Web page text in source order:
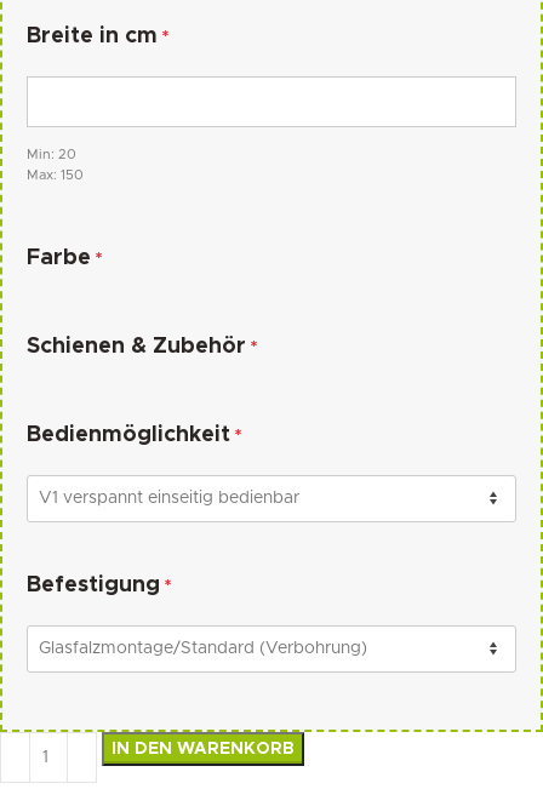
Breite in cm *
Min: 20
Max: 150
Farbe *
Schienen & Zubehör *
Bedienmöglichkeit *
Befestigung *
IN DEN WARENKORB